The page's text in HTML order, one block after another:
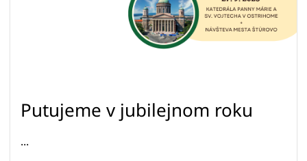
Putujeme v jubilejnom roku
...